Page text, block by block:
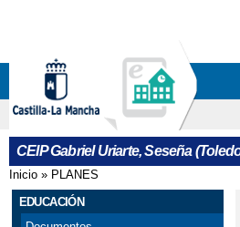
CEIP Gabriel Uriarte, Seseña
Se encuentra usted
Inicio » PLANES
EDUCACIÓN